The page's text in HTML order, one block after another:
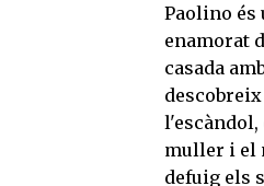
Paolino és
enamorat
casada
l'escàndol,
muller i el
defuig els